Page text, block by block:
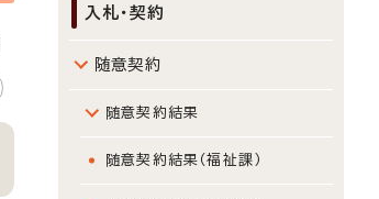
入札・契約
随意契約
随意契約結果
随意契約結果（福祉課）